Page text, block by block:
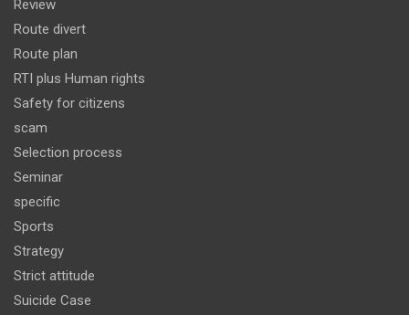
Review
Route divert
Route plan
RTI plus Human rights
Safety for citizens
scam
Selection process
Seminar
specific
Sports
Strategy
Strict attitude
Suicide Case